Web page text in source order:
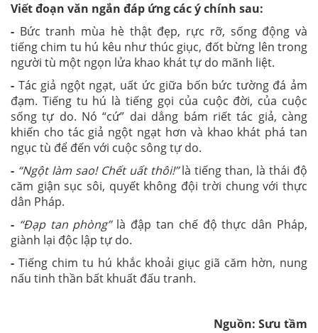
Viết đoạn văn ngắn đáp ứng các ý chính sau:
- Bức tranh mùa hè thật đẹp, rực rỡ, sống động và
tiếng chim tu hú kêu như thúc giục, đốt bừng lên trong
người tù một ngọn lửa khao khát tự do mãnh liệt.
- Tác giả ngột ngạt, uất ức giữa bốn bức tường đá ảm
đạm. Tiếng tu hú là tiếng gọi của cuộc đời, của cuộc
sống tự do. Nó “cứ” dai dẳng bám riết tác giả, càng
khiến cho tác giả ngột ngạt hơn và khao khát phá tan
ngục tù để đến với cuộc sông tự do.
- “Ngột làm sao! Chết uất thôi!”là tiếng than, là thái độ
căm giận sục sôi, quyết không đội trời chung với thực
dân Pháp.
- “Đạp tan phòng”là đập tan chế độ thực dân Pháp,
giành lại độc lập tự do.
- Tiếng chim tu hú khắc khoải giục giã căm hờn, nung
nấu tinh thần bất khuất đấu tranh.
Nguồn: Sưu tầm